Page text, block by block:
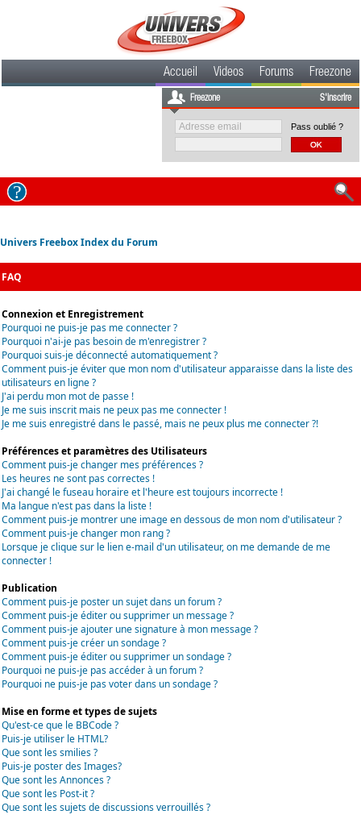
Accueil Videos Forums Freezone
Freezone S'inscrire
Pass oublié ?
Univers Freebox Index du Forum
FAQ
Connexion et Enregistrement
Pourquoi ne puis-je pas me connecter ?
Pourquoi n'ai-je pas besoin de m'enregistrer ?
Pourquoi suis-je déconnecté automatiquement ?
Comment puis-je éviter que mon nom d'utilisateur apparaisse dans la liste des
utilisateurs en ligne ?
J'ai perdu mon mot de passe !
Je me suis inscrit mais ne peux pas me connecter !
Je me suis enregistré dans le passé, mais ne peux plus me connecter ?!
Préférences et paramètres des Utilisateurs
Comment puis-je changer mes préférences ?
Les heures ne sont pas correctes !
J'ai changé le fuseau horaire et l'heure est toujours incorrecte !
Ma langue n'est pas dans la liste !
Comment puis-je montrer une image en dessous de mon nom d'utilisateur ?
Comment puis-je changer mon rang ?
Lorsque je clique sur le lien e-mail d'un utilisateur, on me demande de me
connecter !
Publication
Comment puis-je poster un sujet dans un forum ?
Comment puis-je éditer ou supprimer un message ?
Comment puis-je ajouter une signature à mon message ?
Comment puis-je créer un sondage ?
Comment puis-je éditer ou supprimer un sondage ?
Pourquoi ne puis-je pas accéder à un forum ?
Pourquoi ne puis-je pas voter dans un sondage ?
Mise en forme et types de sujets
Qu'est-ce que le BBCode ?
Puis-je utiliser le HTML?
Que sont les smilies ?
Puis-je poster des Images?
Que sont les Annonces ?
Que sont les Post-it ?
Que sont les sujets de discussions verrouillés ?